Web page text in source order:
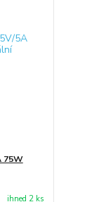
75W
ihned 2 ks